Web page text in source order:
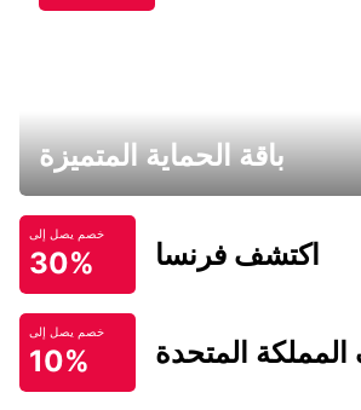
باقة الحماية المتميزة
خصم يصل إلى
30% اكتشف فرنسا
خصم يصل إلى
10% المتحدة